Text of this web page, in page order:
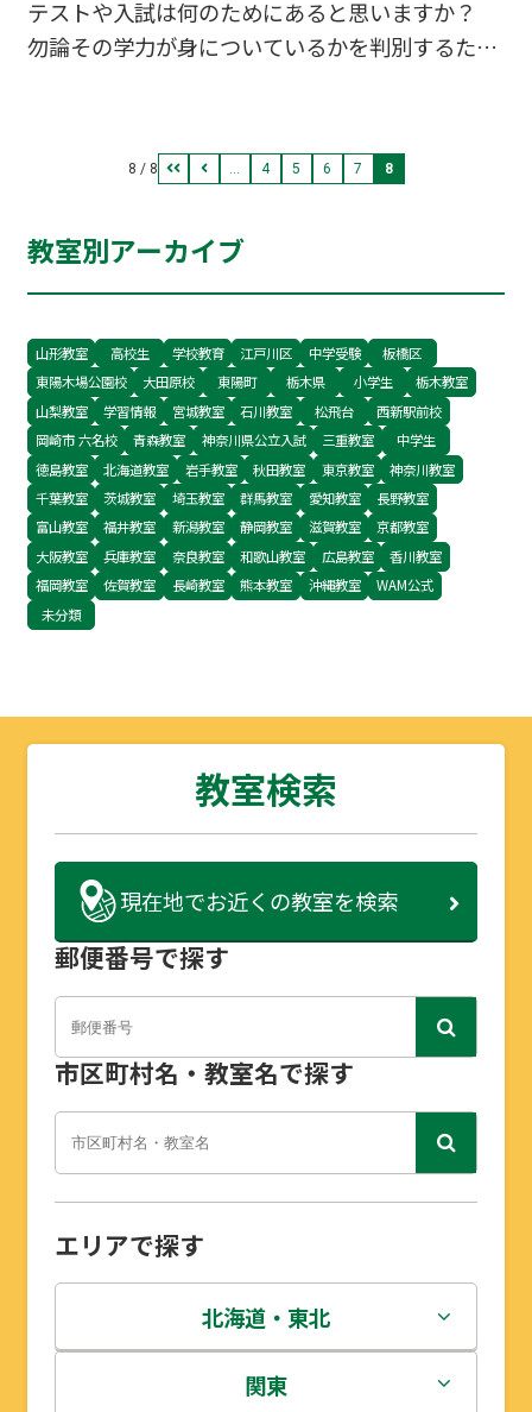
を迎えました。 「定期テストの点数が思いのほ
かよくなかった」 「志望校受かるか心配やねん」
テストや入試は何のためにあると思いますか？
勿論その学力が身についているかを判別するため
という事です。 皆さん。 結果にこだわることは
勿論大切です。 しかし、結果を出すことにこだ
ってみてはいかがでしょうか？ 皆さんが一生懸
命になる価値に気づいた時結果は自然とついてく
8 / 8 ... 4 5 6 7 8
教室別アーカイブ
山形教室 高校生 学校教育 江戸川区 中学受験
板橋区
東陽木場公園校
大田原校 東陽町 栃木県 小学生
栃木教室
山梨教室
学習情報 宮城教室 石川教室 松飛台
西新駅前校
岡崎市 六名校
青森教室 神奈川県公立入試 三重教室
中学生
徳島教室
北海道教室 岩手教室 秋田教室 東京教室
神奈川教室
千葉教室
茨城教室 埼玉教室 群馬教室 愛知教室
長野教室
富山教室
福井教室 新潟教室 静岡教室 滋賀教室
京都教室
大阪教室
兵庫教室 奈良教室 和歌山教室 広島教室
香川教室
福岡教室
佐賀教室 長崎教室 熊本教室 沖縄教室
WAM公式
未分類
教室検索
現在地でお近くの教室を検索
郵便番号で探す
市区町村名・教室名で探す
エリアで探す
北海道・東北
北海道
関東